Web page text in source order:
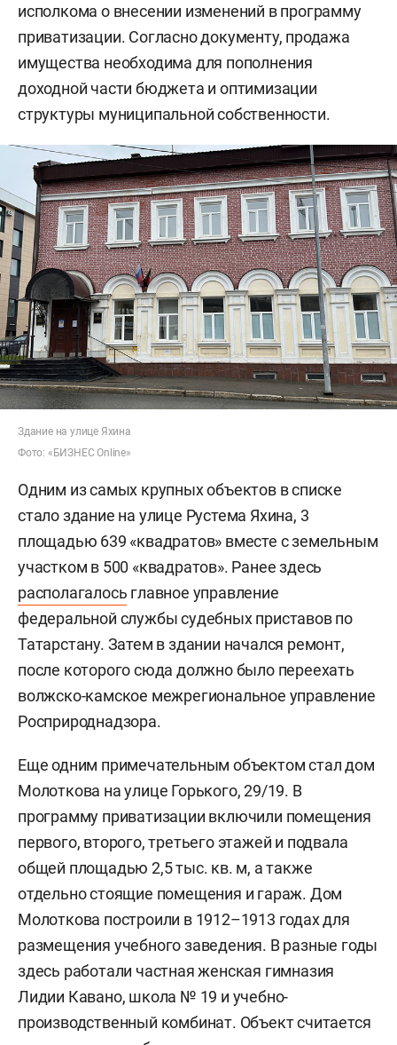
исполкома о внесении изменений в программу
приватизации. Согласно документу, продажа
имущества необходима для пополнения
доходной части бюджета и оптимизации
структуры муниципальной собственности.
Здание на улице Яхина
Фото: «БИЗНЕС Online»
Одним из самых крупных объектов в списке
стало здание на улице Рустема Яхина, 3
площадью 639 «квадратов» вместе с земельным
участком в 500 «квадратов». Ранее здесь
располагалось главное управление
федеральной службы судебных приставов по
Татарстану. Затем в здании начался ремонт,
после которого сюда должно было переехать
волжско-камское межрегиональное управление
Росприроднадзора.
Еще одним примечательным объектом стал дом
Молоткова на улице Горького, 29/19. В
программу приватизации включили помещения
первого, второго, третьего этажей и подвала
общей площадью 2,5 тыс. кв. м, а также
отдельно стоящие помещения и гараж. Дом
Молоткова построили в 1912–1913 годах для
размещения учебного заведения. В разные годы
здесь работали частная женская гимназия
Лидии Кавано, школа № 19 и учебно-
производственный комбинат. Объект считается